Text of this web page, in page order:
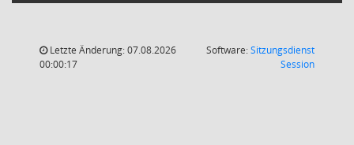
Letzte Änderung: 07.08.2026
00:00:17
Software:Sitzungsdienst
Session(Wird in